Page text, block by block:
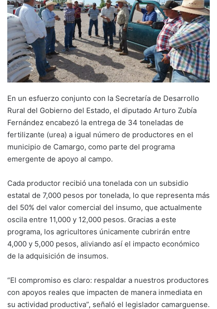
En un esfuerzo conjunto con la Secretaría de Desarrollo
Rural del Gobierno del Estado, el diputado Arturo Zubía
Fernández encabezó la entrega de 34 toneladas de
fertilizante (urea) a igual número de productores en el
municipio de Camargo, como parte del programa
emergente de apoyo al campo.
Cada productor recibió una tonelada con un subsidio
estatal de 7,000 pesos por tonelada, lo que representa más
del 50% del valor comercial del insumo, que actualmente
oscila entre 11,000 y 12,000 pesos. Gracias a este
programa, los agricultores únicamente cubrirán entre
4,000 y 5,000 pesos, aliviando así el impacto económico
de la adquisición de insumos.
“El compromiso es claro: respaldar a nuestros productores
con apoyos reales que impacten de manera inmediata en
su actividad productiva”, señaló el legislador camarguense.